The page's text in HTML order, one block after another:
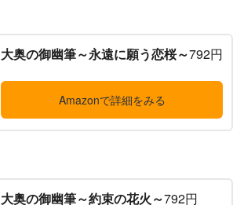
大奥の御幽筆～永遠に願う恋桜～792円
Amazonで詳細をみる
大奥の御幽筆～約束の花火～792円